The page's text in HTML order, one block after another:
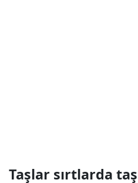
Taşlar sırtlarda